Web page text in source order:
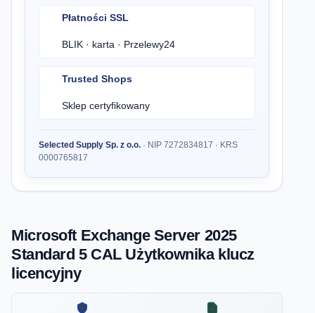
Płatności SSL
BLIK · karta · Przelewy24
Trusted Shops
Sklep certyfikowany
Selected Supply Sp. z o.o. · NIP 7272834817 · KRS
0000765817
Microsoft Exchange Server 2025
Standard 5 CAL Użytkownika klucz
licencyjny